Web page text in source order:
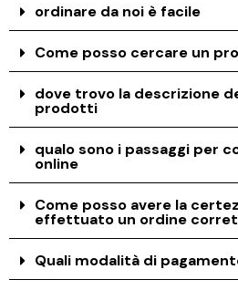
ordinare da noi è facile
Come posso cercare un
dove trovo la descrizione
prodotti
qualo sono i passaggi per
online
Come posso avere la
effettuato un ordine
Quali modalità di